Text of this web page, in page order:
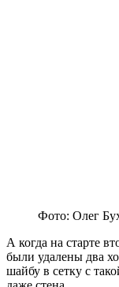
Фото: Олег
А когда на старте
были удалены два
шайбу в сетку с